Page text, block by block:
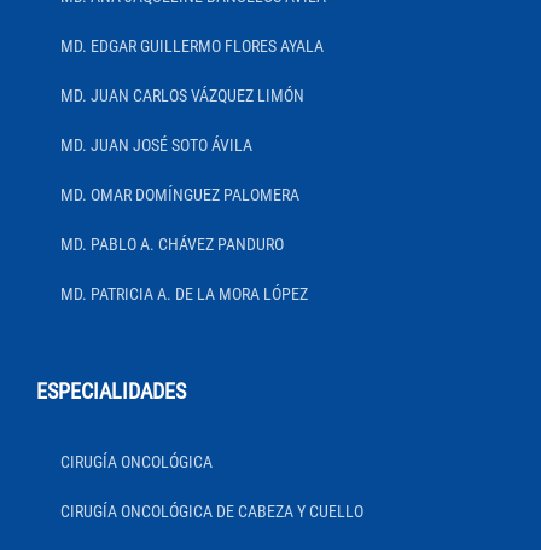
MD. EDGAR GUILLERMO FLORES AYALA
MD. JUAN CARLOS VÁZQUEZ LIMÓN
MD. JUAN JOSÉ SOTO ÁVILA
MD. OMAR DOMÍNGUEZ PALOMERA
MD. PABLO A. CHÁVEZ PANDURO
MD. PATRICIA A. DE LA MORA LÓPEZ
ESPECIALIDADES
CIRUGÍA ONCOLÓGICA
CIRUGÍA ONCOLÓGICA DE CABEZA Y CUELLO